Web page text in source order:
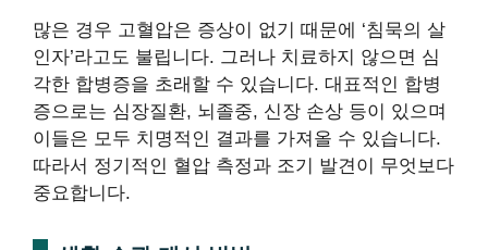
많은 경우 고혈압은 증상이 없기 때문에 ‘침묵의 살
인자’라고도 불립니다. 그러나 치료하지 않으면 심
각한 합병증을 초래할 수 있습니다. 대표적인 합병
증으로는 심장질환, 뇌졸중, 신장 손상 등이 있으며
이들은 모두 치명적인 결과를 가져올 수 있습니다.
따라서 정기적인 혈압 측정과 조기 발견이 무엇보다
중요합니다.